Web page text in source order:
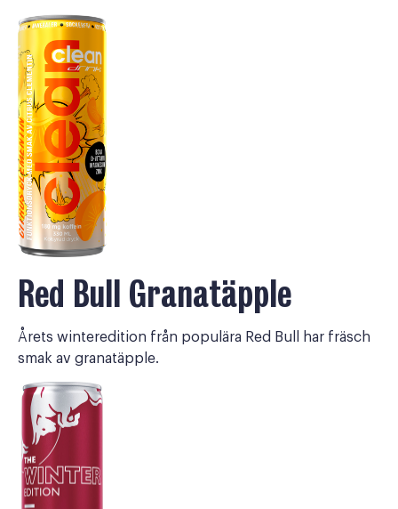
Red Bull Granatäpple
Årets winteredition från populära Red Bull har fräsch
smak av granatäpple.